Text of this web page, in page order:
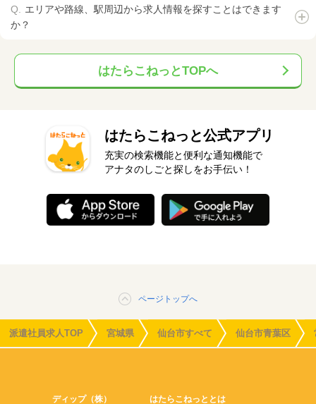
エリアや路線、駅周辺から求人情報を探すことはできます
か？
はたらこねっとTOPへ
はたらこねっと公式アプリ
充実の検索機能と便利な通知機能で
アナタのしごと探しをお手伝い！
ページトップへ
派遣社員求人TOP 宮城県 仙台市すべて 仙台市青葉区
ディップ（株） はたらこねっととは